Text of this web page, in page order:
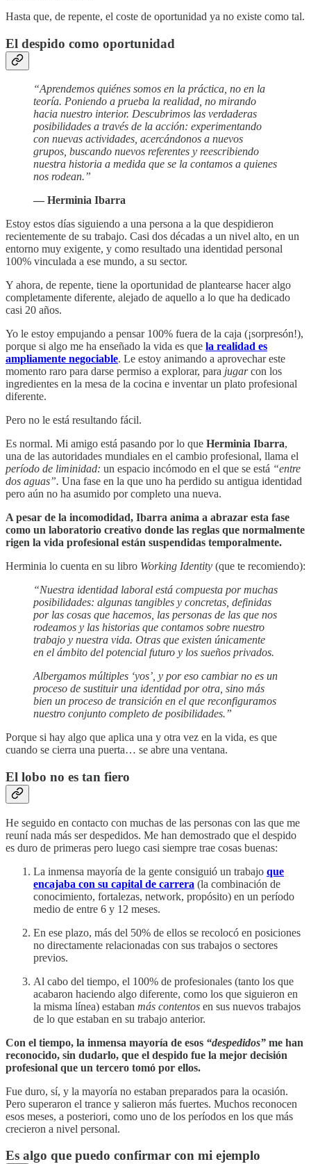
Hasta que, de repente, el coste de oportunidad ya no existe como tal.
El despido como oportunidad
“Aprendemos quiénes somos en la práctica, no en la
teoría. Poniendo a prueba la realidad, no mirando
hacia nuestro interior. Descubrimos las verdaderas
posibilidades a través de la acción: experimentando
con nuevas actividades, acercándonos a nuevos
grupos, buscando nuevos referentes y reescribiendo
nuestra historia a medida que se la contamos a quienes
nos rodean.”
— Herminia Ibarra
Estoy estos días siguiendo a una persona a la que despidieron
recientemente de su trabajo. Casi dos décadas a un nivel alto, en un
entorno muy exigente, y como resultado una identidad personal
100% vinculada a ese mundo, a su sector.
Y ahora, de repente, tiene la oportunidad de plantearse hacer algo
completamente diferente, alejado de aquello a lo que ha dedicado
casi 20 años.
Yo le estoy empujando a pensar 100% fuera de la caja (¡sorpresón!),
porque si algo me ha enseñado la vida es que la realidad es
ampliamente negociable. Le estoy animando a aprovechar este
momento raro para darse permiso a explorar, para jugarcon los
ingredientes en la mesa de la cocina e inventar un plato profesional
diferente.
Pero no le está resultando fácil.
Es normal. Mi amigo está pasando por lo que Herminia Ibarra,
una de las autoridades mundiales en el cambio profesional, llama el
período de liminidad: un espacio incómodo en el que se está “entre
dos aguas”. Una fase en la que uno ha perdido su antigua identidad
pero aún no ha asumido por completo una nueva.
A pesar de la incomodidad, Ibarra anima a abrazar esta fase
como un laboratorio creativo donde las reglas que normalmente
rigen la vida profesional están suspendidas temporalmente.
Herminia lo cuenta en su libro Working Identity (que te recomiendo):
“Nuestra identidad laboral está compuesta por muchas
posibilidades: algunas tangibles y concretas, definidas
por las cosas que hacemos, las personas de las que nos
rodeamos y las historias que contamos sobre nuestro
trabajo y nuestra vida. Otras que existen únicamente
en el ámbito del potencial futuro y los sueños privados.
Albergamos múltiples ‘yos’, y por eso cambiar no es un
proceso de sustituir una identidad por otra, sino más
bien un proceso de transición en el que reconfiguramos
nuestro conjunto completo de posibilidades.”
Porque si hay algo que aplica una y otra vez en la vida, es que
cuando se cierra una puerta… se abre una ventana.
El lobo no es tan fiero
He seguido en contacto con muchas de las personas con las que me
reuní nada más ser despedidos. Me han demostrado que el despido
es duro de primeras pero luego casi siempre trae cosas buenas:
La inmensa mayoría de la gente consiguió un trabajo que
encajaba con su capital de carrera (la combinación de
conocimiento, fortalezas, network, propósito) en un período
medio de entre 6 y 12 meses.
En ese plazo, más del 50% de ellos se recolocó en posiciones
no directamente relacionadas con sus trabajos o sectores
previos.
Al cabo del tiempo, el 100% de profesionales (tanto los que
acabaron haciendo algo diferente, como los que siguieron en
la misma línea) estaban más contentos en sus nuevos trabajos
de lo que estaban en su trabajo anterior.
Con el tiempo, la inmensa mayoría de esos “despedidos” me han
reconocido, sin dudarlo, que el despido fue la mejor decisión
profesional que un tercero tomó por ellos.
Fue duro, sí, y la mayoría no estaban preparados para la ocasión.
Pero superaron el trance y salieron más fuertes. Muchos reconocen
esos meses, a posteriori, como uno de los períodos en los que más
crecieron a nivel personal.
Es algo que puedo confirmar con mi ejemplo